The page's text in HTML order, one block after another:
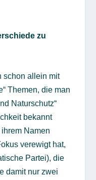
zu
schon allein mit
Themen, die man
Naturschutz“
bekannt
Namen
verewigt hat,
Partei), die
damit nur zwei